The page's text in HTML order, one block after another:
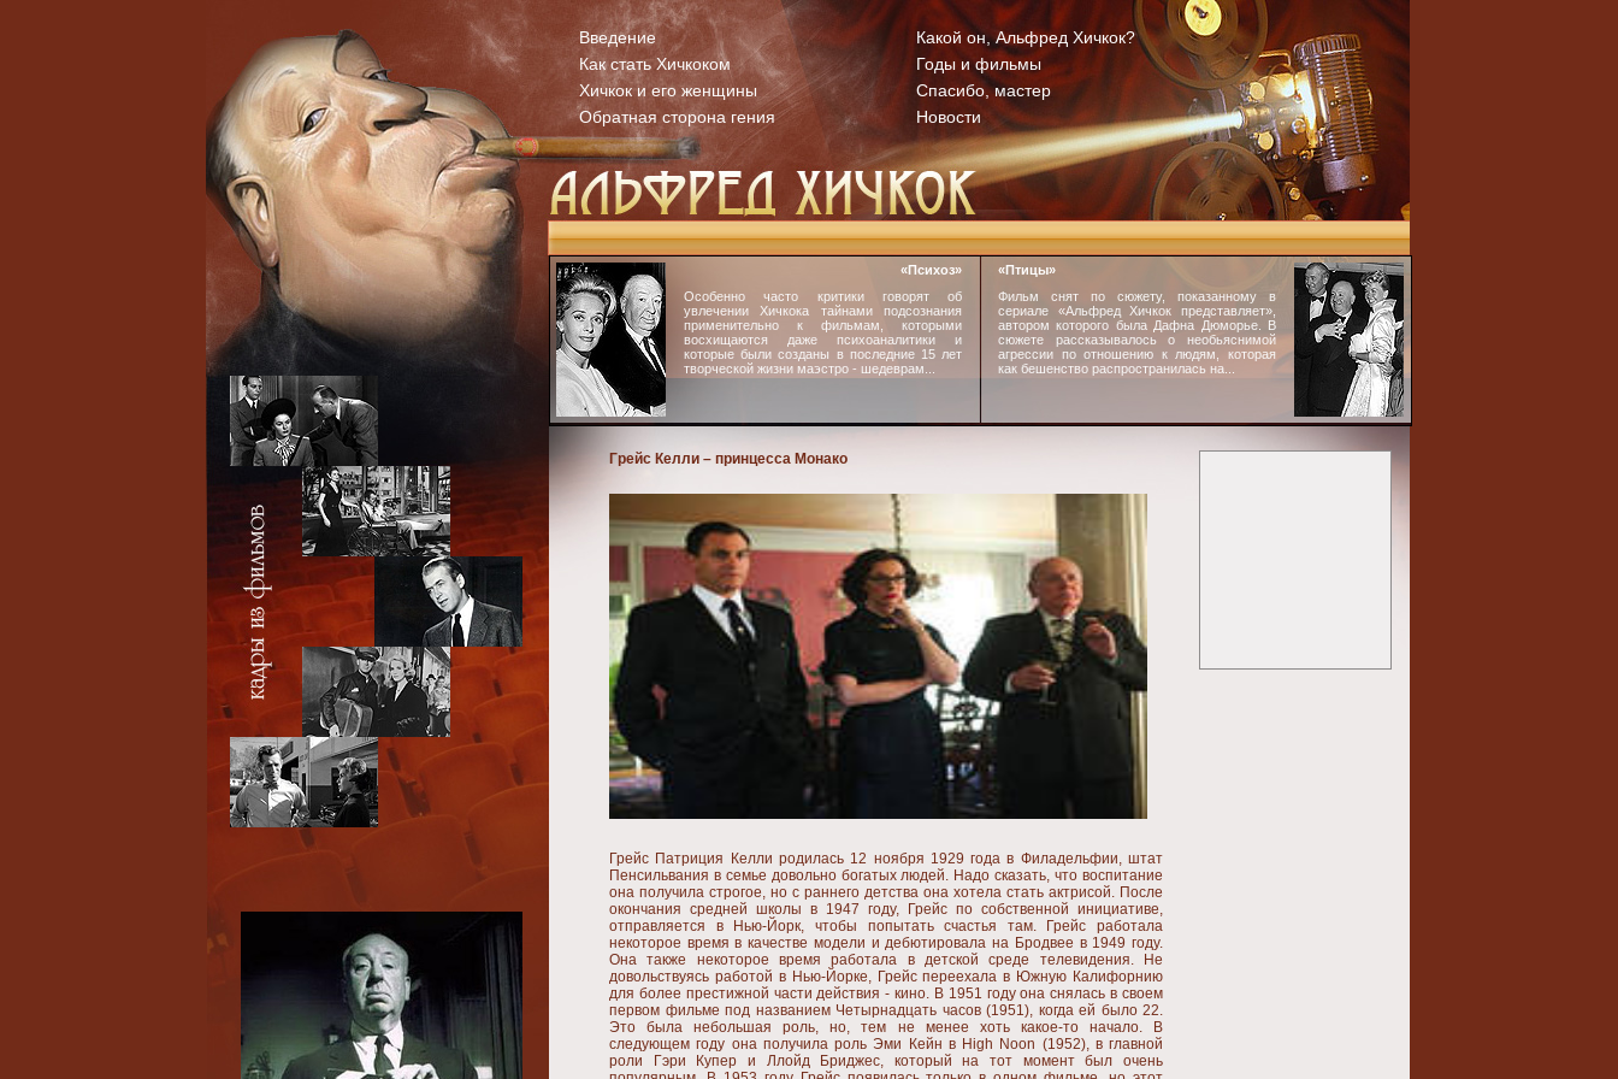
Введение
Как стать Хичкоком
Хичкок и его женщины
Обратная сторона гения
Какой он, Альфред Хичкок?
Годы и фильмы
Спасибо, мастер
Новости
«Психоз»
Особенно часто критики говорят об
увлечении Хичкока тайнами подсознания
применительно к фильмам, которыми
восхищаются даже психоаналитики и
которые были созданы в последние 15 лет
творческой жизни маэстро - шедеврам...
«Птицы»
Фильм снят по сюжету, показанному в
сериале «Альфред Хичкок представляет»,
автором которого была Дафна Дюморье. В
сюжете рассказывалось о необьяснимой
агрессии по отношению к людям, которая
как бешенство распространилась на...
Грейс Келли – принцесса Монако
Грейс Патриция Келли родилась 12 ноября 1929 года в Филадельфии, штат
Пенсильвания в семье довольно богатых людей. Надо сказать, что воспитание
она получила строгое, но с раннего детства она хотела стать актрисой. После
окончания средней школы в 1947 году, Грейс по собственной инициативе,
отправляется в Нью-Йорк, чтобы попытать счастья там. Грейс работала
некоторое время в качестве модели и дебютировала на Бродвее в 1949 году.
Она также некоторое время работала в детской среде телевидения. Не
довольствуясь работой в Нью-Йорке, Грейс переехала в Южную Калифорнию
для более престижной части действия - кино. В 1951 году она снялась в своем
первом фильме под названием Четырнадцать часов (1951), когда ей было 22.
Это была небольшая роль, но, тем не менее хоть какое-то начало. В
следующем году она получила роль Эми Кейн в High Noon (1952), в главной
роли Гэри Купер и Ллойд Бриджес, который на тот момент был очень